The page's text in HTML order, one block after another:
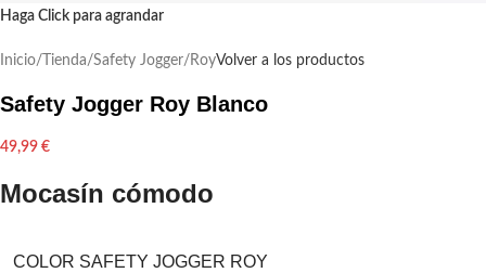
Haga Click para agrandar
Inicio/ Tienda/Safety Jogger/ RoyVolver a los productos
Safety Jogger Roy Blanco
49,99 €
Mocasín cómodo
COLOR SAFETY JOGGER ROY